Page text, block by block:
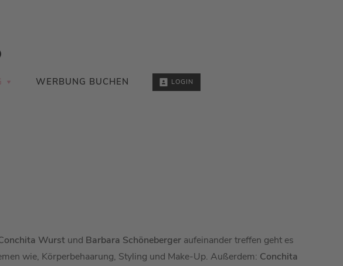
WERBUNG BUCHEN LOGIN
Wurst und Barbara Schöneberger aufeinander treffen geht es
wie, Körperbehaarung, Styling und Make-Up. Außerdem: Conchita